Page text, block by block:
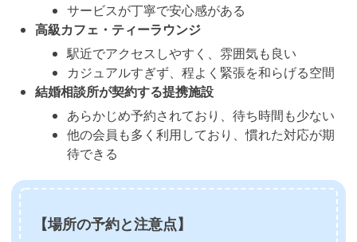
サービスが丁寧で安心感がある
高級カフェ・ティーラウンジ
駅近でアクセスしやすく、雰囲気も良い
カジュアルすぎず、程よく緊張を和らげる空間
結婚相談所が契約する提携施設
あらかじめ予約されており、待ち時間も少ない
他の会員も多く利用しており、慣れた対応が期
待できる
【場所の予約と注意点】